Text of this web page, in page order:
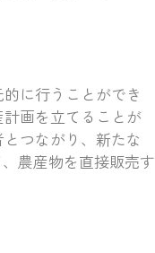
に行うことができ
画を立てることが
つながり、新たな
農産物を直接販売す